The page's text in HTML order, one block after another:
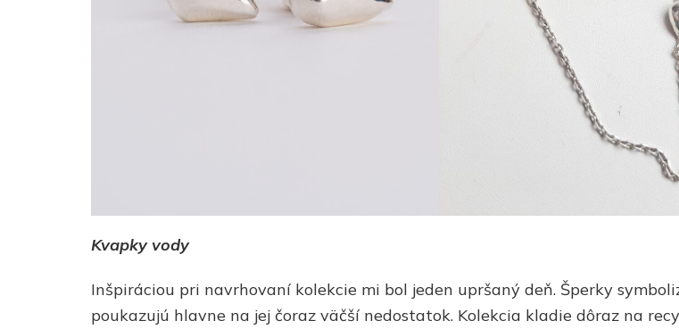
Kvapky vody
Inšpiráciou pri navrhovaní kolekcie mi bol jeden upršaný deň. Šperky
poukazujú hlavne na jej čoraz väčší nedostatok. Kolekcia kladie dôraz na